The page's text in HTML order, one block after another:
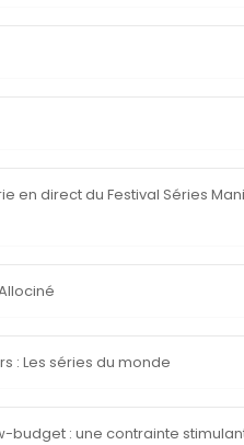
en direct du Festival Séries
: Les séries du monde
budget : une contrainte